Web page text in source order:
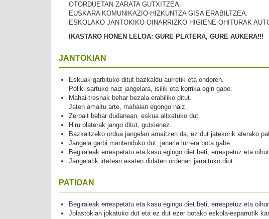
OTORDUETAN ZARATA GUTXITZEA.
EUSKARA KOMUNIKAZIO-HIZKUNTZA GISA ERABILTZEA.
ESKOLAKO JANTOKIKO OINARRIZKO HIGIENE-OHITURAK
IKASTARO HONEN LELOA: GURE PLATERA, GURE AUKERA!!!
JANTOKIAN
Eskuak garbituko ditut bazkaldu aurretik eta ondoren.
Poliki sartuko naiz jangelara, isilik eta korrika egin gabe.
Mahai-tresnak behar bezala erabiliko ditut.
Jaten amaitu arte, mahaian egongo naiz.
Zerbait behar dudanean, eskua altxatuko dut.
Hiru platerak jango ditut, gutxienez.
Bazkaltzeko ordua jangelan amaitzen da, ez dut jatekorik aterako
Jangela garbi mantenduko dut, janaria lurrera bota gabe.
Begiraleak errespetatu eta kasu egingo diet beti, errespetuz eta
Jangelatik irtetean esaten didaten ordenari jarraituko diot.
PATIOAN
Begiraleak errespetatu eta kasu egingo diet beti, errespetuz eta
Jolastokian jokatuko dut eta ez dut ezer botako eskola-esparrutik